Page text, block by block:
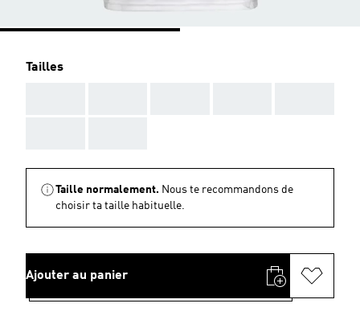
Tailles
Taille normalement. Nous te recommandons de
choisir ta taille habituelle.
Ajouter au panier